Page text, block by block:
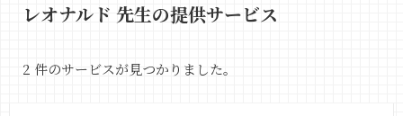
レオナルド 先生の提供サービス
2 件のサービスが見つかりました。